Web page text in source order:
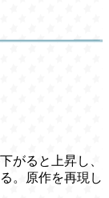
がると上昇し、
。原作を再現し